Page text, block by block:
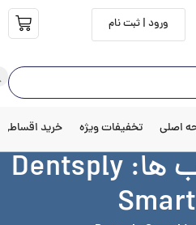
ورود | ثبت نام
اصلی تخفیفات ویژه خرید اقساطی
بایگانی برچسب ها: Dentsply